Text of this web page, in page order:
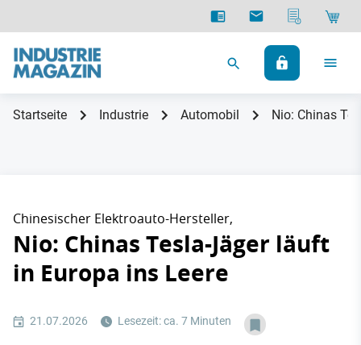
Startseite Industrie Automobil Nio: Chinas
Chinesischer Elektroauto-Hersteller,
Nio: Chinas Tesla-Jäger läuft
in Europa ins Leere
21.07.2026 Lesezeit: ca. 7 Minuten